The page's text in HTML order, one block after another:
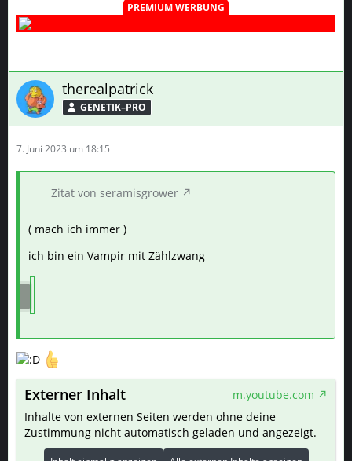
PREMIUM WERBUNG
therealpatrick
GENETIK–PRO
7. Juni 2023 um 18:15
Zitat von seramisgrower
( mach ich immer )
ich bin ein Vampir mit Zählzwang
Externer Inhalt
m.youtube.com
Inhalte von externen Seiten werden ohne deine
Zustimmung nicht automatisch geladen und angezeigt.